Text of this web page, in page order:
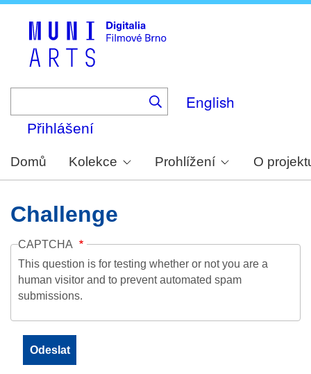
English
Přihlášení
Domů Kolekce Prohlížení O
Challenge
CAPTCHA
This question is for testing whether or not you are a
human visitor and to prevent automated spam
submissions.